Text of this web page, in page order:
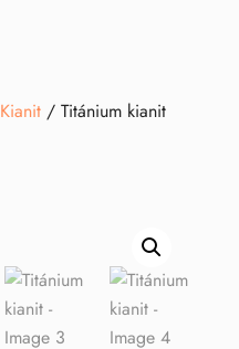
Kianit/ Titánium kianit